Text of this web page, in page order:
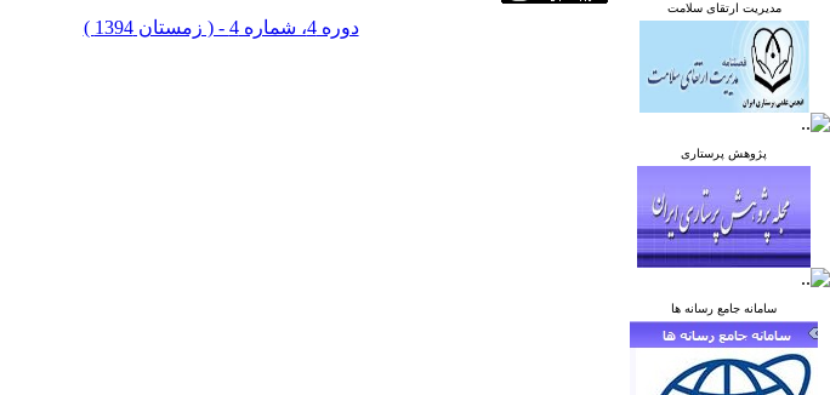
مدیریت ارتقای سلامت
پژوهش پرستاری
سامانه جامع رسانه ها
دوره 4، شماره 4 - ( زمستان 1394 )